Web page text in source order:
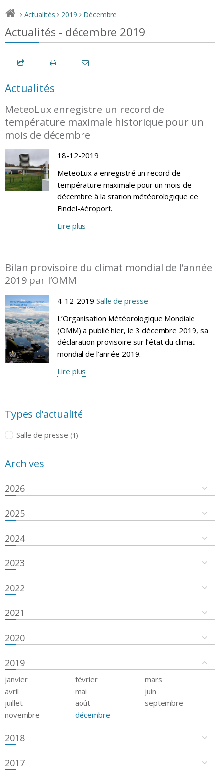
> Actualités > 2019 > Décembre
Actualités - décembre 2019
Actualités
MeteoLux enregistre un record de
température maximale historique pour un
mois de décembre
18-12-2019
MeteoLux a enregistré un record de
température maximale pour un mois de
décembre à la station météorologique de
Findel-Aéroport.
Lire plus
Bilan provisoire du climat mondial de l’année
2019 par l’OMM
4-12-2019 Salle de presse
L’Organisation Météorologique Mondiale
(OMM) a publié hier, le 3 décembre 2019, sa
déclaration provisoire sur l’état du climat
mondial de l’année 2019.
Lire plus
Types d'actualité
Salle de presse (1)
Archives
2026
2025
2024
2023
2022
2021
2020
2019
janvier février
mars
avril
mai
juin
juillet
août
septembre
novembre
décembre
2018
2017